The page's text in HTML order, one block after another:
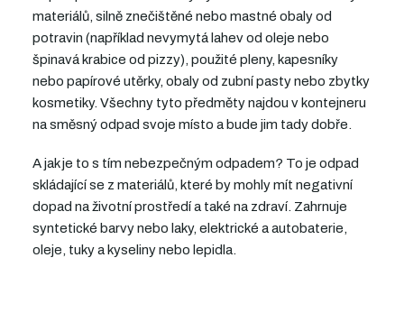
materiálů, silně znečištěné nebo mastné obaly od
potravin (například nevymytá lahev od oleje nebo
špinavá krabice od pizzy), použité pleny, kapesníky
nebo papírové utěrky, obaly od zubní pasty nebo zbytky
kosmetiky. Všechny tyto předměty najdou v kontejneru
na směsný odpad svoje místo a bude jim tady dobře.
A jak je to s tím nebezpečným odpadem? To je odpad
skládající se z materiálů, které by mohly mít negativní
dopad na životní prostředí a také na zdraví. Zahrnuje
syntetické barvy nebo laky, elektrické a autobaterie,
oleje, tuky a kyseliny nebo lepidla.